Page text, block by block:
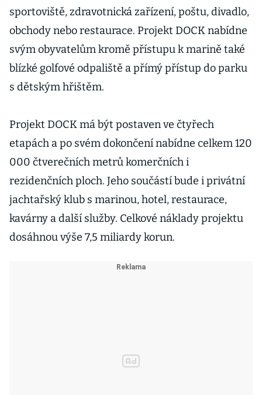
sportoviště, zdravotnická zařízení, poštu, divadlo,
obchody nebo restaurace. Projekt DOCK nabídne
svým obyvatelům kromě přístupu k marině také
blízké golfové odpaliště a přímý přístup do parku
s dětským hřištěm.
Projekt DOCK má být postaven ve čtyřech
etapách a po svém dokončení nabídne celkem 120
000 čtverečních metrů komerčních i
rezidenčních ploch. Jeho součástí bude i privátní
jachtařský klub s marinou, hotel, restaurace,
kavárny a další služby. Celkové náklady projektu
dosáhnou výše 7,5 miliardy korun.